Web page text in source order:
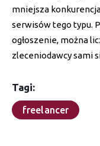
mniejsza
serwisów tego typu.
ogłoszenie, można
zleceniodawcy sami
Tagi:
freelancer